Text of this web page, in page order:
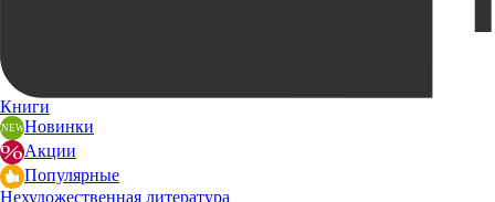
Книги
Новинки
Акции
Популярные
Нехудожественная литература